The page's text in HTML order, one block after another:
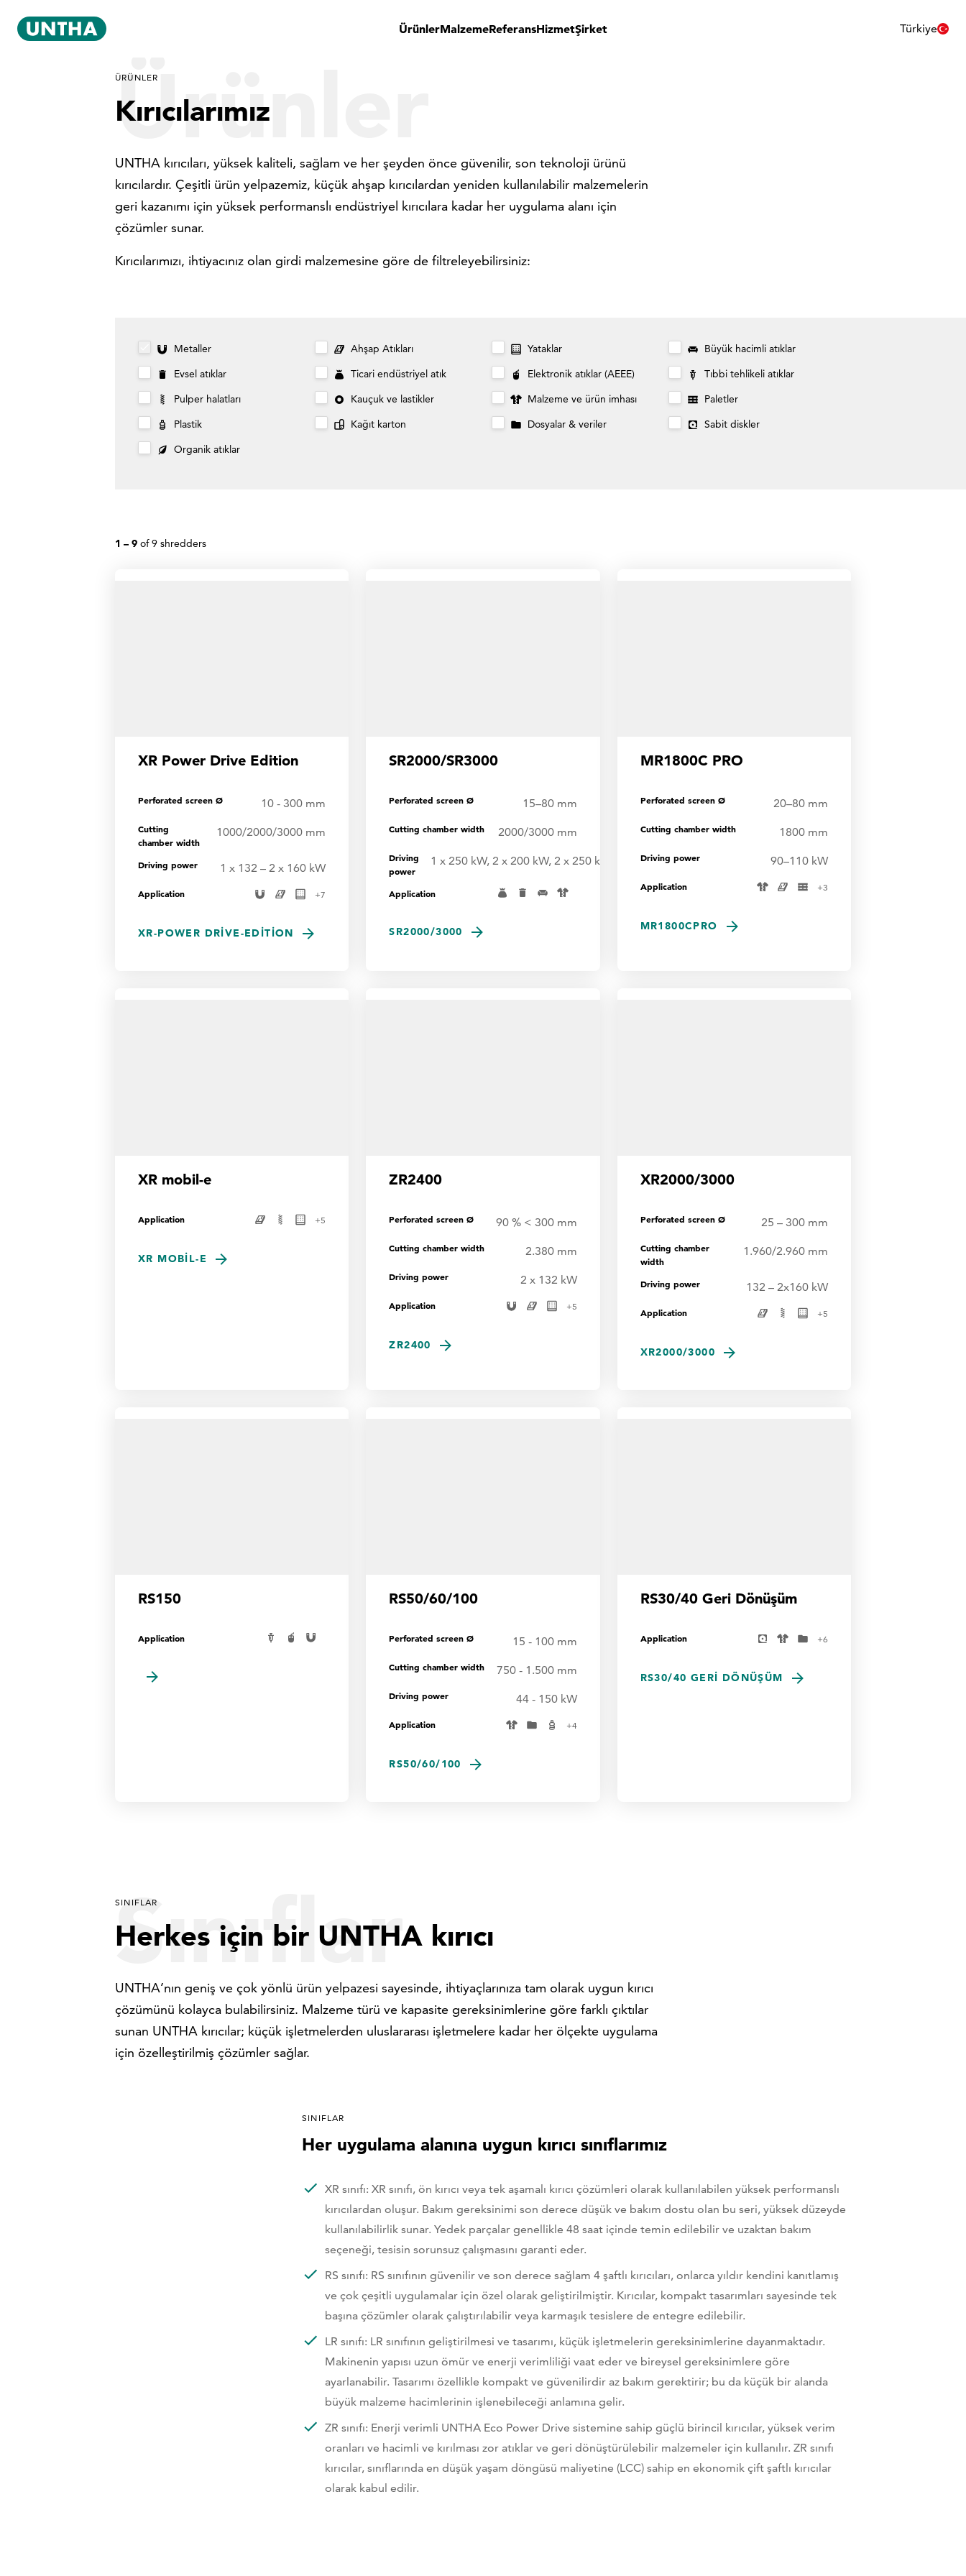
ÜrünlerMalzemeReferansHizmetŞirket Türkiye
Ürünler
ÜRÜNLER
Kırıcılarımız
UNTHA kırıcıları, yüksek kaliteli, sağlam ve her şeyden önce güvenilir, son teknoloji ürünü
kırıcılardır. Çeşitli ürün yelpazemiz, küçük ahşap kırıcılardan yeniden kullanılabilir malzemelerin
geri kazanımı için yüksek performanslı endüstriyel kırıcılara kadar her uygulama alanı için
çözümler sunar.
Kırıcılarımızı, ihtiyacınız olan girdi malzemesine göre de filtreleyebilirsiniz:
Metaller Ahşap Atıkları Yataklar
Büyük hacimli atıklar
Evsel atıklar
Ticari endüstriyel atık Elektronik atıklar (AEEE)
Tıbbi tehlikeli atıklar
Pulper halatları
Kauçuk ve lastikler Malzeme ve ürün imhası
Paletler
Plastik
Kağıt karton Dosyalar & veriler
Sabit diskler
Organik atıklar
1 – 9 of 9 shredders
XR Power Drive Edition
Perforated screen Ø 10 - 300 mm
Cutting
chamber width
1000/2000/3000 mm
Driving power 1 x 132 – 2 x 160 kW
Application +7
XR-POWER DRIVE-EDITION
SR2000/SR3000
Perforated screen Ø 15–80 mm
Cutting chamber width 2000/3000 mm
Driving
power
1 x 250 kW, 2 x 200 kW, 2 x 250 kW
Application
SR2000/3000
MR1800C PRO
Perforated screen Ø 20–80 mm
Cutting chamber width 1800 mm
Driving power 90–110 kW
Application +3
MR1800CPRO
XR mobil-e
Application +5
XR MOBIL-E
ZR2400
Perforated screen Ø 90 % < 300 mm
Cutting chamber width 2.380 mm
Driving power 2 x 132 kW
Application +5
ZR2400
XR2000/3000
Perforated screen Ø 25 – 300 mm
Cutting chamber
width
1.960/2.960 mm
Driving power 132 – 2x160 kW
Application +5
XR2000/3000
RS150
Application
RS50/60/100
Perforated screen Ø 15 - 100 mm
Cutting chamber width 750 - 1.500 mm
Driving power 44 - 150 kW
Application +4
RS50/60/100
RS30/40 Geri Dönüşüm
Application +6
RS30/40 GERI DÖNÜŞÜM
Sınıflar
SINIFLAR
Herkes için bir UNTHA kırıcı
UNTHA’nın geniş ve çok yönlü ürün yelpazesi sayesinde, ihtiyaçlarınıza tam olarak uygun kırıcı
çözümünü kolayca bulabilirsiniz. Malzeme türü ve kapasite gereksinimlerine göre farklı çıktılar
sunan UNTHA kırıcılar; küçük işletmelerden uluslararası işletmelere kadar her ölçekte uygulama
için özelleştirilmiş çözümler sağlar.
SINIFLAR
Her uygulama alanına uygun kırıcı sınıflarımız
XR sınıfı: XR sınıfı, ön kırıcı veya tek aşamalı kırıcı çözümleri olarak kullanılabilen yüksek performanslı
kırıcılardan oluşur. Bakım gereksinimi son derece düşük ve bakım dostu olan bu seri, yüksek düzeyde
kullanılabilirlik sunar. Yedek parçalar genellikle 48 saat içinde temin edilebilir ve uzaktan bakım
seçeneği, tesisin sorunsuz çalışmasını garanti eder.
RS sınıfı: RS sınıfının güvenilir ve son derece sağlam 4 şaftlı kırıcıları, onlarca yıldır kendini kanıtlamış
ve çok çeşitli uygulamalar için özel olarak geliştirilmiştir. Kırıcılar, kompakt tasarımları sayesinde tek
başına çözümler olarak çalıştırılabilir veya karmaşık tesislere de entegre edilebilir.
LR sınıfı: LR sınıfının geliştirilmesi ve tasarımı, küçük işletmelerin gereksinimlerine dayanmaktadır.
Makinenin yapısı uzun ömür ve enerji verimliliği vaat eder ve bireysel gereksinimlere göre
ayarlanabilir. Tasarımı özellikle kompakt ve güvenilirdir az bakım gerektirir; bu da küçük bir alanda
büyük malzeme hacimlerinin işlenebileceği anlamına gelir.
ZR sınıfı: Enerji verimli UNTHA Eco Power Drive sistemine sahip güçlü birincil kırıcılar, yüksek verim
oranları ve hacimli ve kırılması zor atıklar ve geri dönüştürülebilir malzemeler için kullanılır. ZR sınıfı
kırıcılar, sınıflarında en düşük yaşam döngüsü maliyetine (LCC) sahip en ekonomik çift şaftlı kırıcılar
olarak kabul edilir.